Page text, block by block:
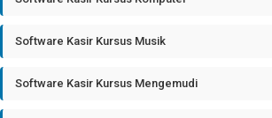
Software Kasir Kursus Musik
Software Kasir Kursus Mengemudi